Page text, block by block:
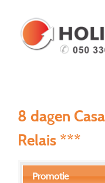
8 dagen
Relais ***
Promotie